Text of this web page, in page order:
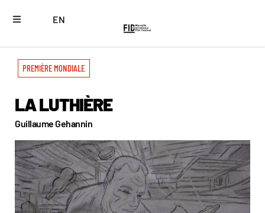
EN
PREMIÈRE MONDIALE
LA LUTHIÈRE
Guillaume Gehannin